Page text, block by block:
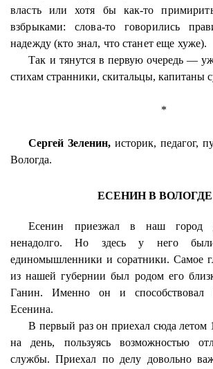
власть или хотя бы как-то
взбрыками: слова-то говорились
надежду (кто знал, что станет еще хуже).
Так и тянутся в первую очередь —
стихам странники, скитальцы, капитаны
*
Сергей Зеленин,историк, педагог,
Вологда.
ЕСЕНИН В ВОЛОГДЕ
Есенин приезжал в наш город
ненадолго. Но здесь у него
единомышленники и соратники. Самое
из нашей губернии был родом его
Ганин. Именно он и способствовал
Есенина.
В первый раз он приехал сюда летом
на день, пользуясь возможностью
службы. Приехал по делу довольно